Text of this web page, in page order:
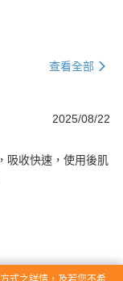
查看全部
2025/08/22
吸收快速，使用後肌